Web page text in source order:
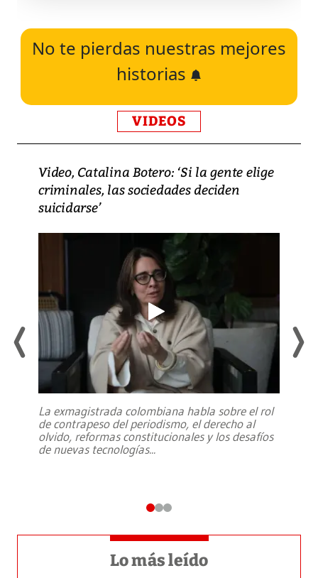
No te pierdas nuestras mejores
historias
VIDEOS
Video, Catalina Botero: ‘Si la gente elige
criminales, las sociedades deciden
suicidarse’
La exmagistrada colombiana habla sobre el rol
de contrapeso del periodismo, el derecho al
olvido, reformas constitucionales y los desafíos
de nuevas tecnologías...
Lo más leído